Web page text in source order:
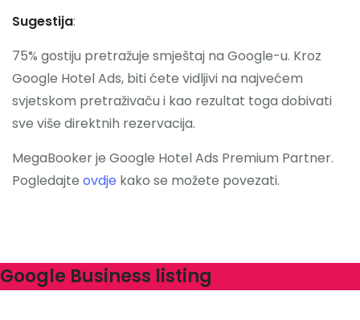
Sugestija:
75% gostiju pretražuje smještaj na Google-u. Kroz
Google Hotel Ads, biti ćete vidljivi na najvećem
svjetskom pretraživaču i kao rezultat toga dobivati
sve više direktnih rezervacija.
MegaBooker je Google Hotel Ads Premium Partner.
Pogledajte ovdje kako se možete povezati.
Google Business listing